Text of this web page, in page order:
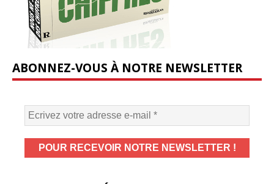
ABONNEZ-VOUS À NOTRE NEWSLETTER